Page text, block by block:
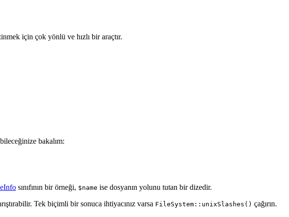
için çok yönlü ve hızlı bir araçtır.
bakalım:
sınıfının bir örneği, $name ise dosyanın yolunu tutan bir dizedir.
Tek biçimli bir sonuca ihtiyacınız varsa FileSystem::unixSlashes() çağırın.